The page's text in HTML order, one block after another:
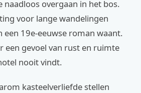
naadloos overgaan in het bos.
voor lange wandelingen
een 19e-eeuwse roman waant.
een gevoel van rust en ruimte
nooit vindt.
kasteelverliefde stellen